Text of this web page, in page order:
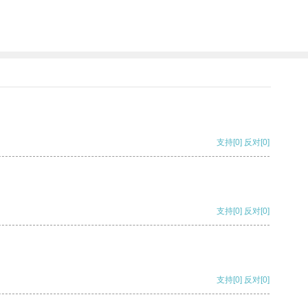
支持[0] 反对[0]
支持[0] 反对[0]
支持[0] 反对[0]